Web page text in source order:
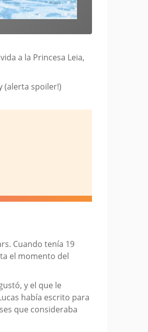
a la Princesa Leia,
(alerta spoiler!)
Cuando tenía 19
el momento del
y el que le
había escrito para
que consideraba